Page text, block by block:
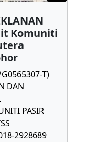
Komuniti
T)
DAN
PASIR
2928689